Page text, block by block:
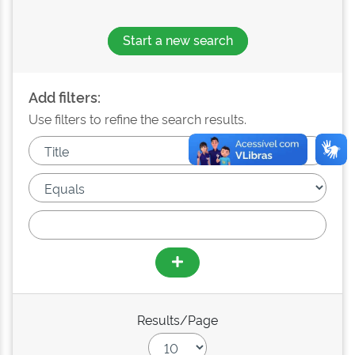
Start a new search
Add filters:
Use filters to refine the search results.
Results/Page